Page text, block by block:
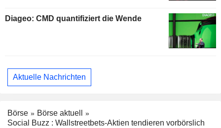
Diageo: CMD quantifiziert die Wende
Aktuelle Nachrichten
Börse
Börse aktuell
Social Buzz : Wallstreetbets-Aktien tendieren vorbörslich